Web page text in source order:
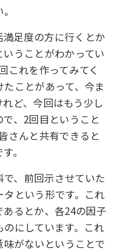
満足度の方に行くとか
うことがわかってい
これを作ってみてく
ことがあって、今ま
ど、今回はもう少し
、2回目ということ
さんと共有できると
。
で、前回示させていた
という形です。これ
るとか、各24の因子
にしています。これ
がないということで